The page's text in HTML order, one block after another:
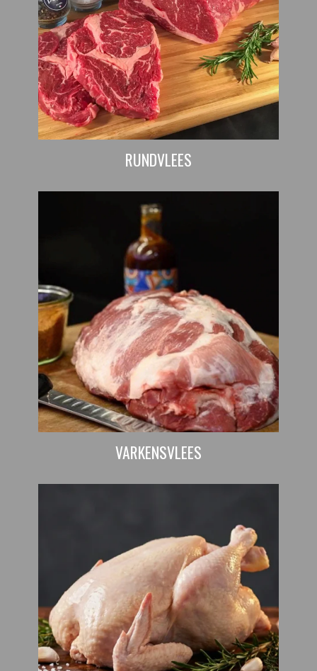
RUNDVLEES
VARKENSVLEES